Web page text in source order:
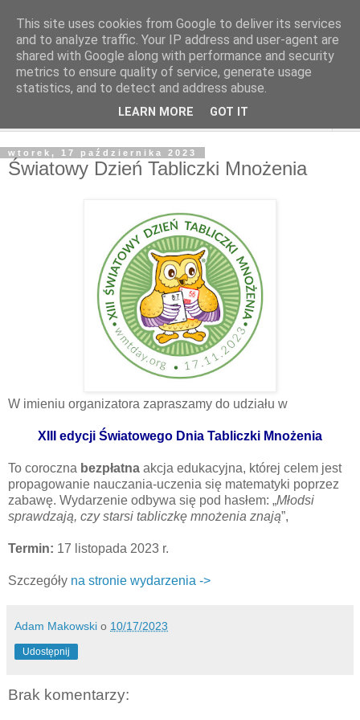
wtorek, 17 października 2023
Światowy Dzień Tabliczki Mnożenia
W imieniu organizatora zapraszamy do udziału w
XIII edycji Światowego Dnia Tabliczki Mnożenia
To coroczna bezpłatna akcja edukacyjna, której celem jest
propagowanie nauczania-uczenia się matematyki poprzez
zabawę. Wydarzenie odbywa się pod hasłem: „Młodsi
sprawdzają, czy starsi tabliczkę mnożenia znają”,
Termin: 17 listopada 2023 r.
Szczegóły na stronie wydarzenia ->
Adam Makowski o 10/17/2023
Udostępnij
Brak komentarzy:
This site uses cookies from Google to deliver its services
and to analyze traffic. Your IP address and user-agent are
shared with Google along with performance and security
metrics to ensure quality of service, generate usage
statistics, and to detect and address abuse.
LEARN MORE GOT IT